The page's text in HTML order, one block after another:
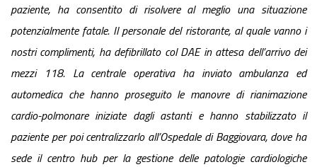
paziente, ha consentito di risolvere al meglio una situazione
potenzialmente fatale. Il personale del ristorante, al quale vanno i
nostri complimenti, ha defibrillato col DAE in attesa dell’arrivo dei
mezzi 118. La centrale operativa ha inviato ambulanza ed
automedica che hanno proseguito le manovre di rianimazione
cardio-polmonare iniziate dagli astanti e hanno stabilizzato il
paziente per poi centralizzarlo all’Ospedale di Baggiovara, dove ha
sede il centro hub per la gestione delle patologie cardiologiche